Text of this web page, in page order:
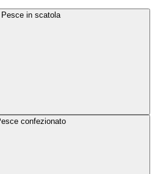
Pesce in scatola
confezionato